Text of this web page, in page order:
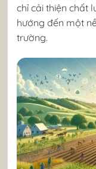
chỉ cải thiện chất
hướng đến một
trường.